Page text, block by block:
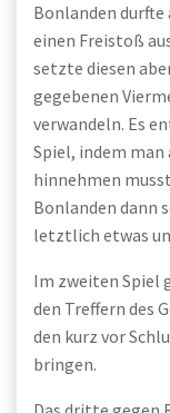
Bonlanden
einen Freistoß
setzte diesen
gegebenen
verwandeln. Es
Spiel, indem man
hinnehmen
Bonlanden dann
letztlich etwas
Im zweiten Spiel
den Treffern des
den kurz vor
bringen.